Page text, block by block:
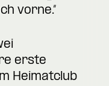
vorne.“
erste
Heimatclub